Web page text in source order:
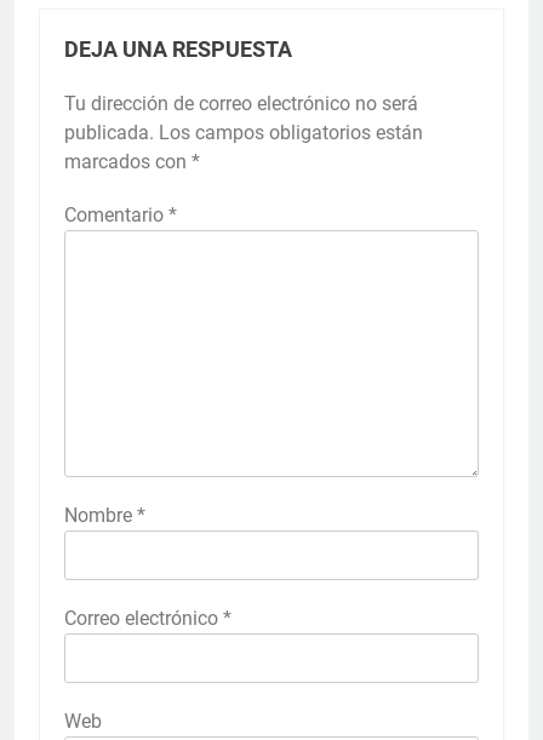
DEJA UNA RESPUESTA
Tu dirección de correo electrónico no será
publicada. Los campos obligatorios están
marcados con *
Comentario *
Nombre *
Correo electrónico *
Web